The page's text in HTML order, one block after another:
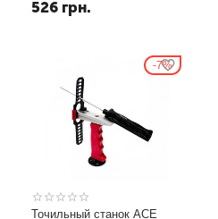
526 грн.
7%
Точильный станок ACE